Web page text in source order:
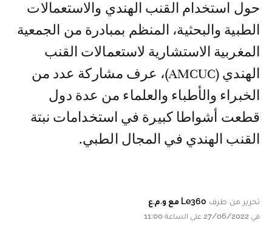
حول استخدام القنب الهندي والاستعمالات
الطبية والبحثية، المنظم بمبادرة من الجمعية
المغربية الاستشارية لاستعمالات القنب
الهندي (AMCUC)، عرف مشاركة عدد من
الخبراء والأطباء والعلماء من عدة دول
قطعت أشواطا كبيرة في استخدامات نبتة
القنب الهندي في المجال الطبي.
تحرير من طرف Le360 مع و.م.ع
في 27/06/2022 على الساعة 11:00